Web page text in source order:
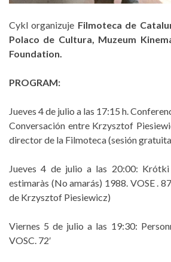
Cykl organizuje Filmoteca de
Polaco de Cultura, Muzeum
Foundation.
PROGRAM:
Jueves 4 de julio a las 17:15 h.
Conversación entre Krzysztof
director de la Filmoteca (sesión
Jueves 4 de julio a las 20:00:
estimaràs (No amarás) 1988. VOSE .
de Krzysztof Piesiewicz)
Viernes 5 de julio a las 19:30:
VOSC. 72′